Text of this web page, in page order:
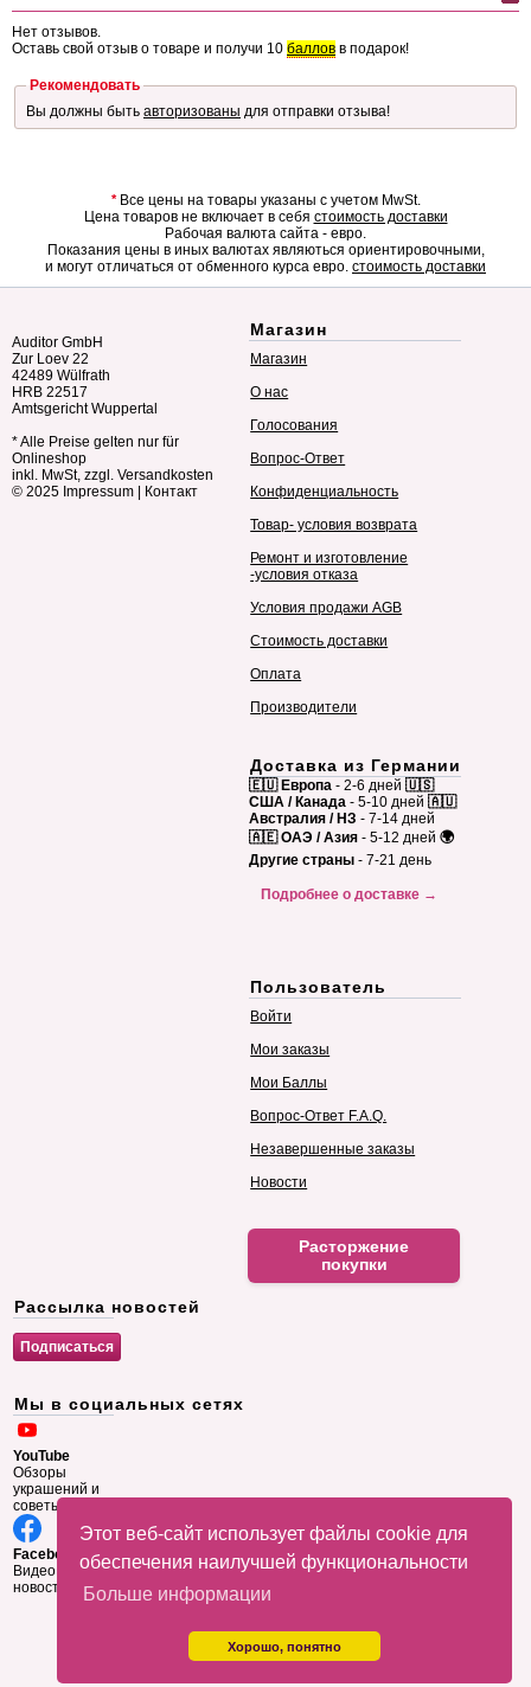
Этот веб-сайт использует файлы cookie для
обеспечения наилучшей функциональности
Больше информации
Хорошо, понятно
Нет отзывов.
Оставь свой отзыв о товаре и получи 10 баллов в подарок!
Рекомендовать
Вы должны быть авторизованы для отправки отзыва!
*Все цены на товары указаны с учетом MwSt.
Цена товаров не включает в себя стоимость доставки
Рабочая валюта сайта - евро.
Показания цены в иных валютах являються ориентировочными,
и могут отличаться от обменного курса евро. стоимость доставки
Auditor GmbH
Zur Loev 22
42489 Wülfrath
HRB 22517
Amtsgericht Wuppertal
* Alle Preise gelten nur für
Onlineshop
inkl. MwSt, zzgl. Versandkosten
© 2025 Impressum Контакт
Магазин
Магазин
О нас
Голосования
Вопрос-Ответ
Конфиденциальность
Товар- условия возврата
Ремонт и изготовление
-условия отказа
Условия продажи AGB
Стоимость доставки
Оплата
Производители
Доставка из Германии
🇪🇺 Европа - 2-6 дней 🇺🇸
США / Канада - 5-10 дней 🇦🇺
Австралия / НЗ - 7-14 дней
🇦🇪 ОАЭ / Азия - 5-12 дней 🌍
Другие страны - 7-21 день
Подробнее о доставке →
Пользователь
Войти
Мои заказы
Мои Баллы
Вопрос-Ответ F.A.Q.
Незавершенные заказы
Новости
Расторжение
покупки
Рассылка новостей
Мы в социальных сетях
YouTube
Обзоры
украшений и
советы
Facebook
Видео и
новости